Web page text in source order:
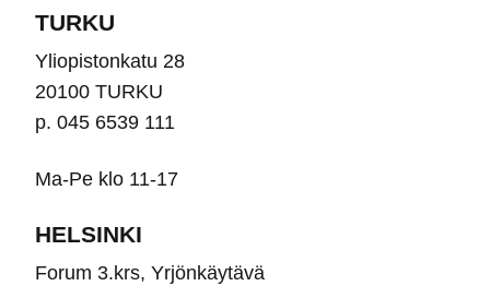
TURKU
Yliopistonkatu 28
20100 TURKU
p. 045 6539 111
Ma-Pe klo 11-17
HELSINKI
Forum 3.krs, Yrjönkäytävä